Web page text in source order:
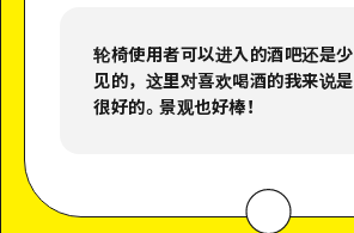
轮椅使用者可以进入的酒吧还是少
见的，这里对喜欢喝酒的我来说是
很好的。景观也好棒！